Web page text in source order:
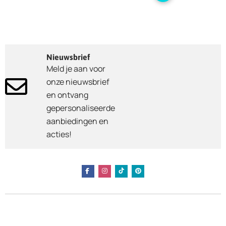
Nieuwsbrief
Meld je aan voor
onze nieuwsbrief
en ontvang
gepersonaliseerde
aanbiedingen en
acties!